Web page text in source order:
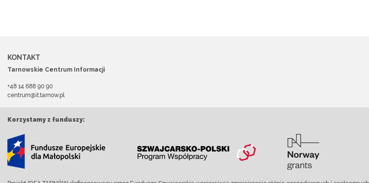
KONTAKT
Tarnowskie Centrum Informacji
+48 14 688 90 90
centrum@it.tarnow.pl
Korzystamy z funduszy: